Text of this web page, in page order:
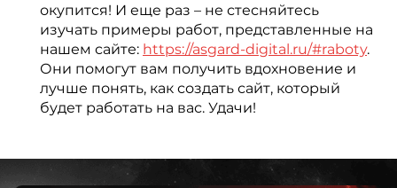
окупится! И еще раз – не стесняйтесь
изучать примеры работ, представленные на
нашем сайте: https://asgard-digital.ru/#raboty.
Они помогут вам получить вдохновение и
лучше понять, как создать сайт, который
будет работать на вас. Удачи!